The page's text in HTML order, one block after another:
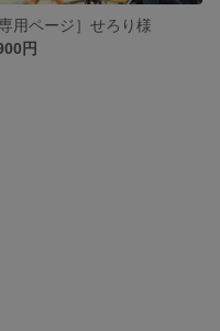
専用ページ］せろり様
円